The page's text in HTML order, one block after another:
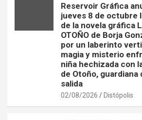
Reservoir Gráfica
jueves 8 de octubre
de la novela gráfica
OTOÑO de Borja
por un laberinto
magia y misterio
niña hechizada con
de Otoño, guardiana
salida
02/08/2026 Distópolis